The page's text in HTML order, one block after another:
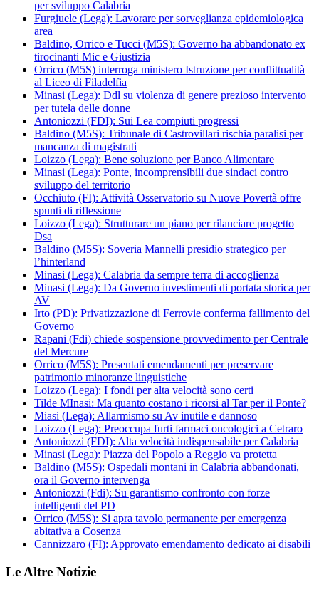
per sviluppo Calabria
Furgiuele (Lega): Lavorare per sorveglianza epidemiologica
area
Baldino, Orrico e Tucci (M5S): Governo ha abbandonato ex
tirocinanti Mic e Giustizia
Orrico (M5S) interroga ministero Istruzione per conflittualità
al Liceo di Filadelfia
Minasi (Lega): Ddl su violenza di genere prezioso intervento
per tutela delle donne
Antoniozzi (FDI): Sui Lea compiuti progressi
Baldino (M5S): Tribunale di Castrovillari rischia paralisi per
mancanza di magistrati
Loizzo (Lega): Bene soluzione per Banco Alimentare
Minasi (Lega): Ponte, incomprensibili due sindaci contro
sviluppo del territorio
Occhiuto (FI): Attività Osservatorio su Nuove Povertà offre
spunti di riflessione
Loizzo (Lega): Strutturare un piano per rilanciare progetto
Dsa
Baldino (M5S): Soveria Mannelli presidio strategico per
l’hinterland
Minasi (Lega): Calabria da sempre terra di accoglienza
Minasi (Lega): Da Governo investimenti di portata storica per
AV
Irto (PD): Privatizzazione di Ferrovie conferma fallimento del
Governo
Rapani (Fdi) chiede sospensione provvedimento per Centrale
del Mercure
Orrico (M5S): Presentati emendamenti per preservare
patrimonio minoranze linguistiche
Loizzo (Lega): I fondi per alta velocità sono certi
Tilde MInasi: Ma quanto costano i ricorsi al Tar per il Ponte?
Miasi (Lega): Allarmismo su Av inutile e dannoso
Loizzo (Lega): Preoccupa furti farmaci oncologici a Cetraro
Antoniozzi (FDI): Alta velocità indispensabile per Calabria
Minasi (Lega): Piazza del Popolo a Reggio va protetta
Baldino (M5S): Ospedali montani in Calabria abbandonati,
ora il Governo intervenga
Antoniozzi (Fdi): Su garantismo confronto con forze
intelligenti del PD
Orrico (M5S): Si apra tavolo permanente per emergenza
abitativa a Cosenza
Cannizzaro (FI): Approvato emendamento dedicato ai disabili
Le Altre Notizie